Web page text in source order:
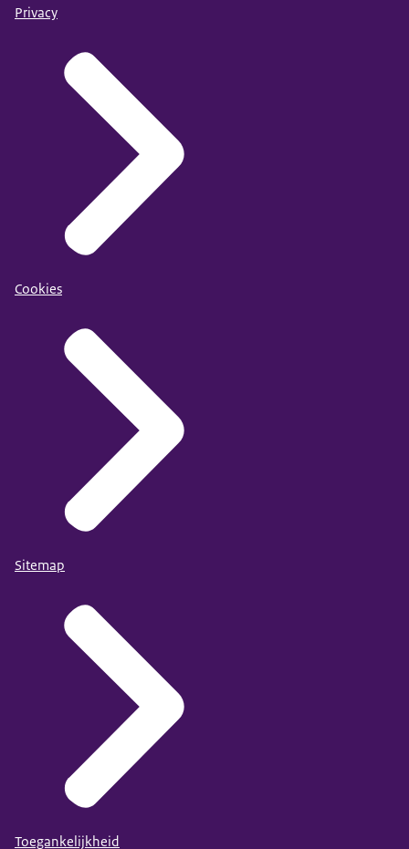
Privacy
Cookies
Sitemap
Toegankelijkheid